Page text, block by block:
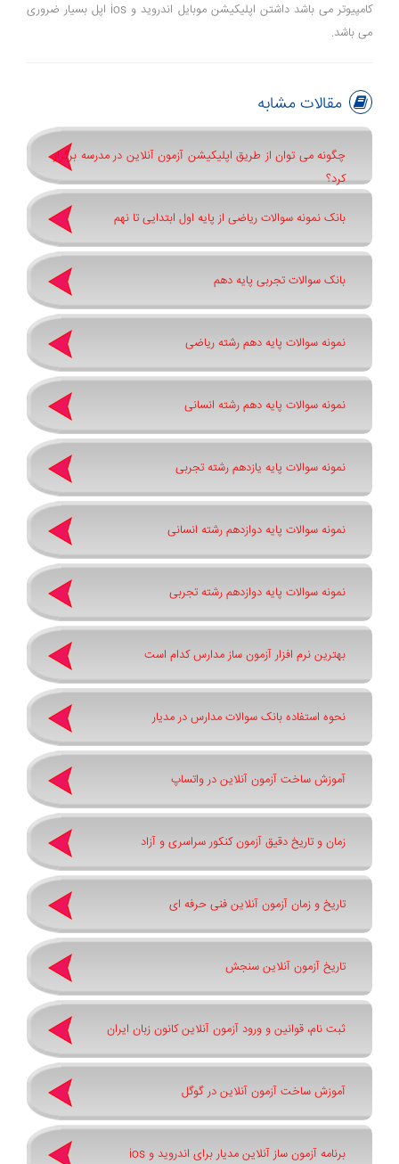
کامپیوتر می باشد داشتن اپلیکیشن موبایل اندروید و ios اپل بسیار ضروری
می باشد.
مقالات مشابه
چگونه می توان از طریق اپلیکیشن آزمون آنلاین در مدرسه برگزار
کرد؟
بانک نمونه سوالات ریاضی از پایه اول ابتدایی تا نهم
بانک سوالات تجربی پایه دهم
نمونه سوالات پایه دهم رشته ریاضی
نمونه سوالات پایه دهم رشته انسانی
نمونه سوالات پایه یازدهم رشته تجربی
نمونه سوالات پایه دوازدهم رشته انسانی
نمونه سوالات پایه دوازدهم رشته تجربی
بهترین نرم افزار آزمون ساز مدارس کدام است
نحوه استفاده بانک سوالات مدارس در مدیار
آموزش ساخت آزمون آنلاین در واتساپ
زمان و تاریخ دقیق آزمون کنکور سراسری و آزاد
تاریخ و زمان آزمون آنلاین فنی حرفه ای
تاریخ آزمون آنلاین سنجش
ثبت نام، قوانین و ورود آزمون آنلاین کانون زبان ایران
آموزش ساخت آزمون آنلاین در گوگل
برنامه آزمون ساز آنلاین مدیار برای اندروید و ios